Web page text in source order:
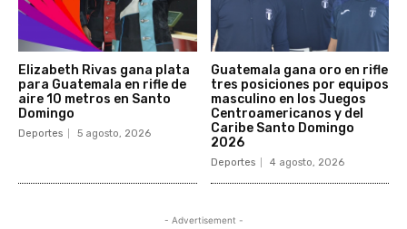
Elizabeth Rivas gana plata
para Guatemala en rifle de
aire 10 metros en Santo
Domingo
Deportes 5 agosto, 2026
Guatemala gana oro en rifle
tres posiciones por equipos
masculino en los Juegos
Centroamericanos y del
Caribe Santo Domingo
2026
Deportes 4 agosto, 2026
- Advertisement -